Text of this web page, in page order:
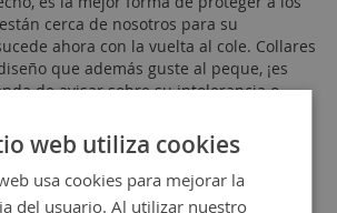
cerca de nosotros para su
ahora con la vuelta al cole. Collares
que además guste al peque, ¡es
de avisar sobre su intolerancia o
Cole
bisutería&pulsera
web utiliza cookies
usa cookies para mejorar la
del usuario. Al utilizar nuestro